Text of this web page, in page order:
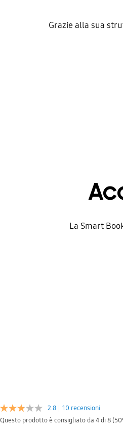
Grazie alla sua
La Smart
2.8
10 recensioni
Questo prodotto è consigliato da 4 di 8